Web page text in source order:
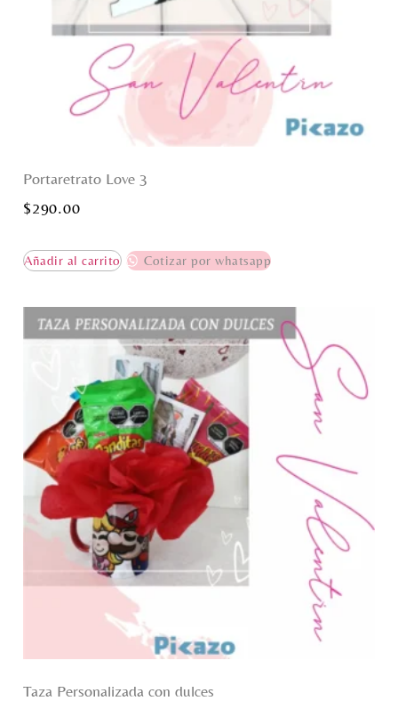
Portaretrato Love 3
$290.00
Añadir al carrito Cotizar por whatsapp
Taza Personalizada con dulces